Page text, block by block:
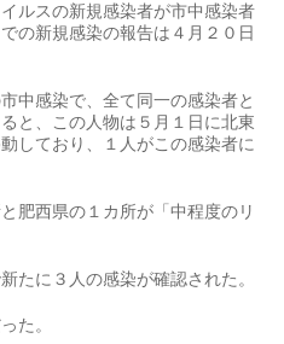
ルスの新規感染者が市中感染者
の新規感染の報告は４月２０日
中感染で、全て同一の感染者と
と、この人物は５月１日に北東
しており、１人がこの感染者に
肥西県の１カ所が「中程度のリ
たに３人の感染が確認された。
た。